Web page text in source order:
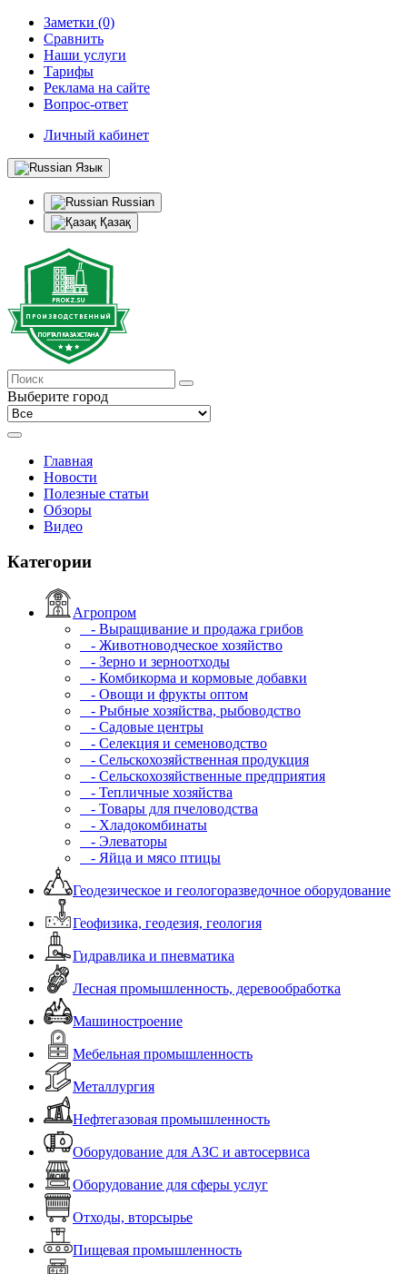
Заметки (0)
Сравнить
Наши услуги
Тарифы
Реклама на сайте
Вопрос-ответ
Личный кабинет
Язык
Russian
Қазақ
Выберите город
Главная
Новости
Полезные статьи
Обзоры
Видео
Категории
Агропром
- Выращивание и продажа грибов
- Животноводческое хозяйство
- Зерно и зерноотходы
- Комбикорма и кормовые добавки
- Овощи и фрукты оптом
- Рыбные хозяйства, рыбоводство
- Садовые центры
- Селекция и семеноводство
- Сельскохозяйственная продукция
- Сельскохозяйственные предприятия
- Тепличные хозяйства
- Товары для пчеловодства
- Хладокомбинаты
- Элеваторы
- Яйца и мясо птицы
Геодезическое и геологоразведочное оборудование
Геофизика, геодезия, геология
Гидравлика и пневматика
Лесная промышленность, деревообработка
Машиностроение
Мебельная промышленность
Металлургия
Нефтегазовая промышленность
Оборудование для АЗС и автосервиса
Оборудование для сферы услуг
Отходы, вторсырье
Пищевая промышленность